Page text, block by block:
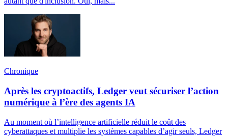
Chronique
Après les cryptoactifs, Ledger veut sécuriser l’action
numérique à l’ère des agents IA
Au moment où l’intelligence artificielle réduit le coût des
cyberattaques et multiplie les systèmes capables d’agir seuls, Ledger